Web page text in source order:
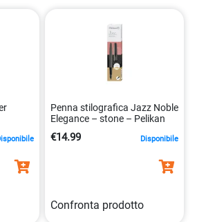
con le nostre penne regalo. Che
eleganti, accessori per la scrittura
troverete una vasta gamma di
le vostre esigenze di scrittura.
Penna stilografica Jazz Noble
Elegance – stone – Pelikan
€14.99 Disponibile
Confronta prodotto